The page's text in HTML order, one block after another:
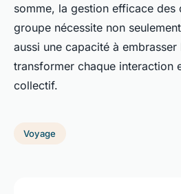
somme, la gestion efficace des
groupe nécessite non
aussi une capacité à
transformer chaque interaction
collectif.
Voyage